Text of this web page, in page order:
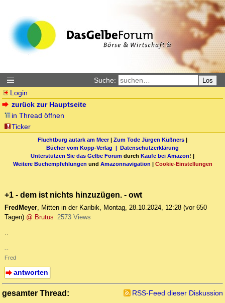
Suche: Los
Login
zurück zur Hauptseite
in Thread öffnen
Ticker
Fluchtburg autark am Meer| Zum Tode Jürgen Küßners |
Bücher vom Kopp-Verlag | Datenschutzerklärung
Unterstützen Sie das Gelbe Forum durch Käufe bei Amazon! |
Weitere Buchempfehlungen und Amazonnavigation | Cookie-Einstellungen
+1 - dem ist nichts hinzuzügen. - owt
FredMeyer, Mitten in der Karibik, Montag, 28.10.2024, 12:28 (vor 650
Tagen) @ Brutus 2573 Views
..
--
Fred
antworten
gesamter Thread:
RSS-Feed dieser Diskussion